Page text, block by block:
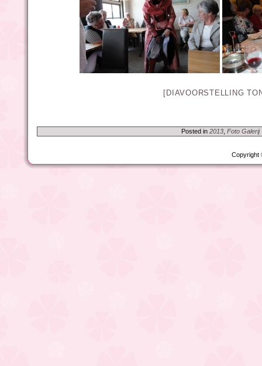
[DIAVOORSTELLING
Posted in 2013 Foto Galerij
Copyright